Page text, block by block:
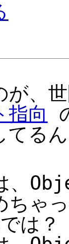
が、
指向
てる
、
ちゃ
は？